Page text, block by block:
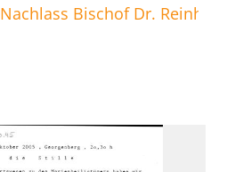
Nachlass Bischof Dr.